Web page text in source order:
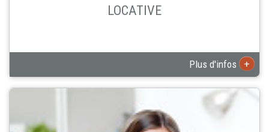
LOCATIVE
Plus d'infos +